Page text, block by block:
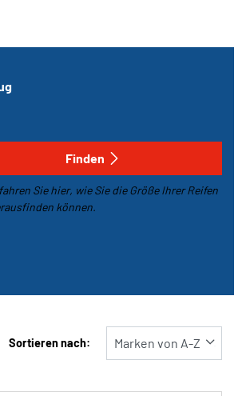
Finden
Sie hier, wie Sie die Größe Ihrer Reifen
können.
Sortieren nach: